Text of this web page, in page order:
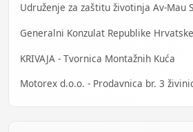
Udruženje za zaštitu životinja Av-Mau
Generalni Konzulat Republike
KRIVAJA - Tvornica Montažnih Kuća
Motorex d.o.o. - Prodavnica br. 3